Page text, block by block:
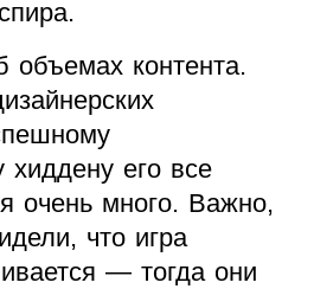
объемах контента.
его все
очень много. Важно,
что игра
— тогда они